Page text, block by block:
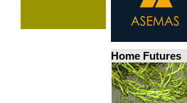
Home Futures